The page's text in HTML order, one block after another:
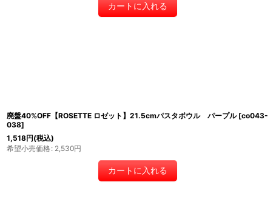
カートに入れる
廃盤40%OFF【ROSETTE ロゼット】21.5cmパスタボウル パープル [co043-
038]
1,518円(税込)
希望小売価格: 2,530円
カートに入れる